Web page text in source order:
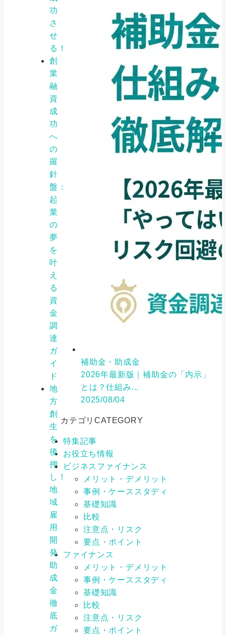
功
さ
せ
る！
創
業
融
資
成
功
へ
の
羅
針
盤：
起
業
の
夢
を
叶
え
る
資
金
調
達
ガ
イ
ド
地
方
創
生
を
後
押
し！
地
域
雇
用
開
発
助
成
金
徹
底
ガ
補助金・助成金
2026年最新版｜補助金の「内示」
とは？仕組み...
2025/08/04
カテゴリCATEGORY
特集記事
お役立ち情報
ビジネスファイナンス
メリット・デメリット
事例・ケーススタディ
基礎知識
比較
注意点・リスク
要点・ポイント
ファイナンス
メリット・デメリット
事例・ケーススタディ
基礎知識
比較
注意点・リスク
要点・ポイント